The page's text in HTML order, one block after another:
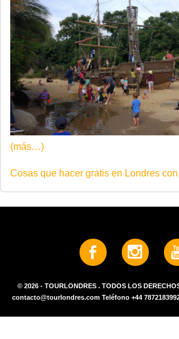
(más…)
Cosas que hacer gratis en Londres
© 2026 - TOURLONDRES . TODOS LOS
contacto@tourlondres.com Teléfono +44